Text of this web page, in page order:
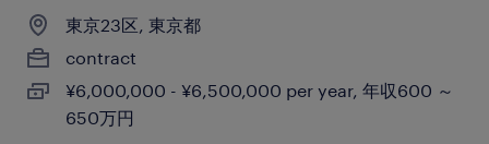
東京23区, 東京都
contract
¥6,000,000 - ¥6,500,000 per year, 年収600 ～
650万円